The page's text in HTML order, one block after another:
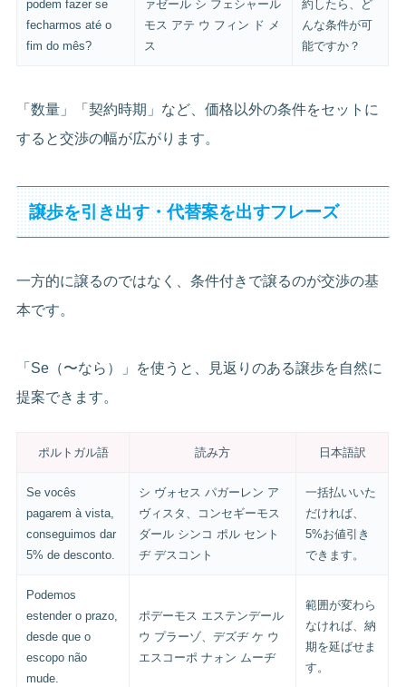
podem fazer se
fecharmos até o
fim do mês?
ァゼール シ フェシャール
モス アテ ウ フィン ド メ
ス
約したら、ど
んな条件が可
能ですか？
「数量」「契約時期」など、価格以外の条件をセットに
すると交渉の幅が広がります。
譲歩を引き出す・代替案を出すフレーズ
一方的に譲るのではなく、条件付きで譲るのが交渉の基
本です。
「Se（〜なら）」を使うと、見返りのある譲歩を自然に
提案できます。
ポルトガル語 読み方 日本語訳
Se vocês
pagarem à vista,
conseguimos dar
5% de desconto.
シ ヴォセス パガーレン ア
ヴィスタ、コンセギーモス
ダール シンコ ポル セント
ヂ デスコント
一括払いいた
だければ、
5%お値引き
できます。
Podemos
estender o prazo,
desde que o
escopo não
mude.
ポデーモス エステンデール
ウ プラーゾ、デズヂ ケ ウ
エスコーポ ナォン ムーヂ
範囲が変わら
なければ、納
期を延ばせま
す。